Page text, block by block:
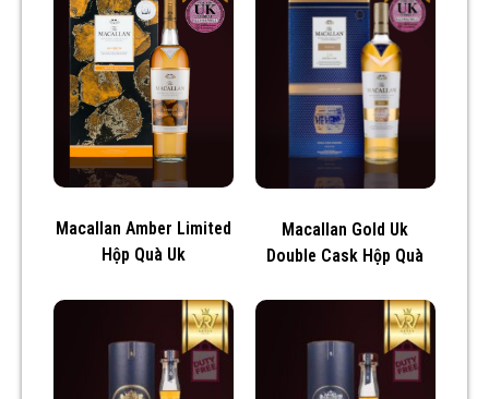
Macallan Amber Limited
Hộp Quà Uk
Macallan Gold Uk
Double Cask Hộp Quà